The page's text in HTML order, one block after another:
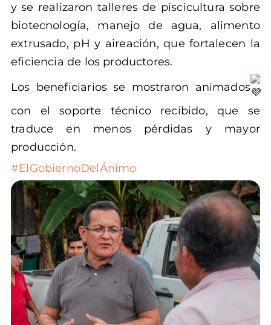
y se realizaron talleres de piscicultura sobre
biotecnología, manejo de agua, alimento
extrusado, pH y aireación, que fortalecen la
eficiencia de los productores.
Los beneficiarios se mostraron animados
con el soporte técnico recibido, que se
traduce en menos pérdidas y mayor
producción.
#ElGobiernoDelÁnimo